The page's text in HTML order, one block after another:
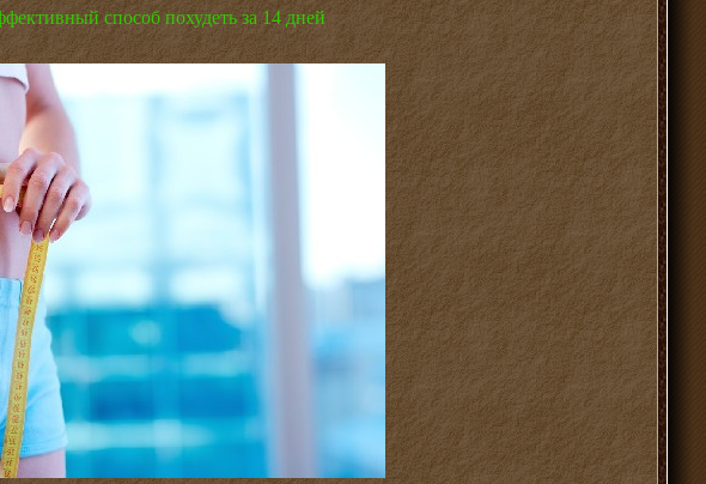
способ похудеть за 14 дней